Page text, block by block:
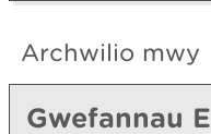
Archwilio mwy
Gwefannau